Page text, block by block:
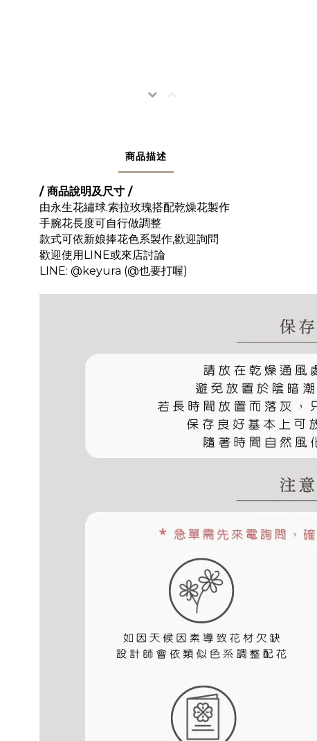
商品描述
/ 商品說明及尺寸 /
由永生花繡球.索拉玫瑰搭配乾燥花製作
手腕花長度可自行做調整
款式可依新娘捧花色系製作,歡迎詢問
歡迎使用LINE或來店討論
LINE: @keyura (@也要打喔)